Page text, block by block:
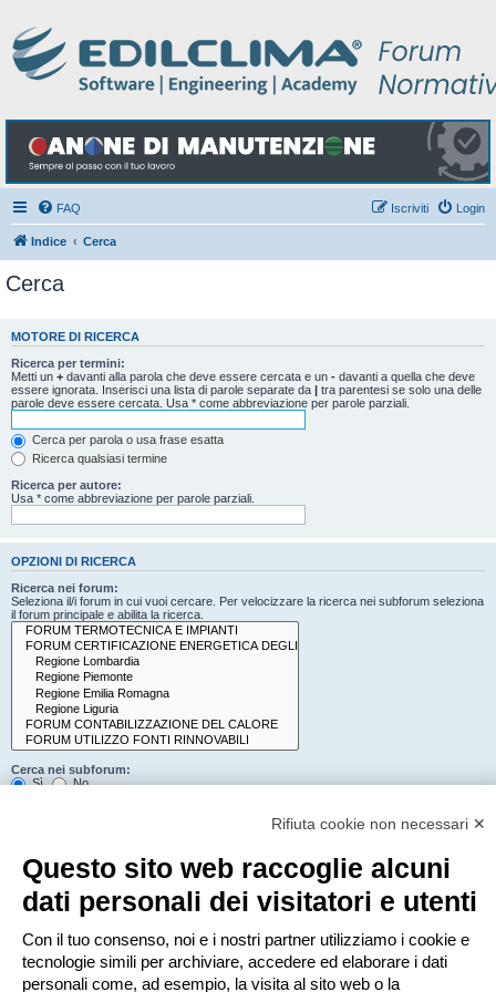
FAQ Login
Iscriviti
Indice Cerca
Cerca
MOTORE DI RICERCA
Ricerca per termini:
Metti un + davanti alla parola che deve essere cercata e un - davanti a quella che deve
essere ignorata. Inserisci una lista di parole separate da | tra parentesi se solo una delle
parole deve essere cercata. Usa * come abbreviazione per parole parziali.
Cerca per parola o usa frase esatta
Ricerca qualsiasi termine
Ricerca per autore:
Usa * come abbreviazione per parole parziali.
OPZIONI DI RICERCA
Ricerca nei forum:
Seleziona il/i forum in cui vuoi cercare. Per velocizzare la ricerca nei subforum seleziona
il forum principale e abilita la ricerca.
Cerca nei subforum:
Sì
No
Solo tra i titoli degli argomenti
Solo il primo messaggio dell’argomento
Mostra i risultati come:
Messaggi
Argomenti
Ordina risultati per:
Crescente
Decrescente
Rifiuta cookie non necessari ✕
Questo sito web raccoglie alcuni
dati personali dei visitatori e utenti
Con il tuo consenso, noi e i nostri partner utilizziamo i cookie e
tecnologie simili per archiviare, accedere ed elaborare i dati
personali come, ad esempio, la visita al sito web o la